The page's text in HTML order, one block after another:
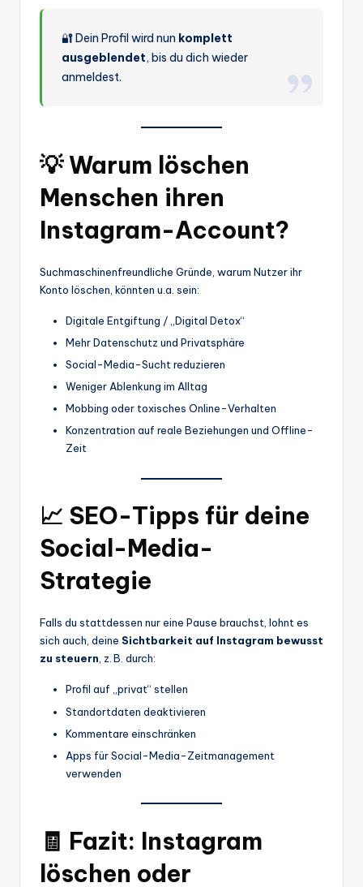
🔐 Dein Profil wird nun komplett
ausgeblendet, bis du dich wieder
anmeldest.
💡 Warum löschen
Menschen ihren
Instagram-Account?
Suchmaschinenfreundliche Gründe, warum Nutzer ihr
Konto löschen, könnten u.a. sein:
Digitale Entgiftung / „Digital Detox“
Mehr Datenschutz und Privatsphäre
Social-Media-Sucht reduzieren
Weniger Ablenkung im Alltag
Mobbing oder toxisches Online-Verhalten
Konzentration auf reale Beziehungen und Offline-
Zeit
📈 SEO-Tipps für deine
Social-Media-
Strategie
Falls du stattdessen nur eine Pause brauchst, lohnt es
sich auch, deine Sichtbarkeit auf Instagram bewusst
zu steuern, z. B. durch:
Profil auf „privat“ stellen
Standortdaten deaktivieren
Kommentare einschränken
Apps für Social-Media-Zeitmanagement
verwenden
🧾 Fazit: Instagram
löschen oder